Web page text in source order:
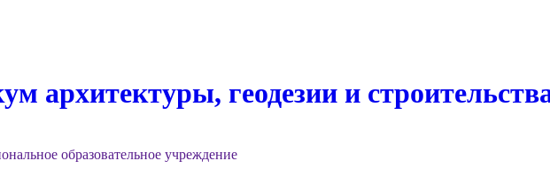
архитектуры, геодезии и
образовательное учреждение